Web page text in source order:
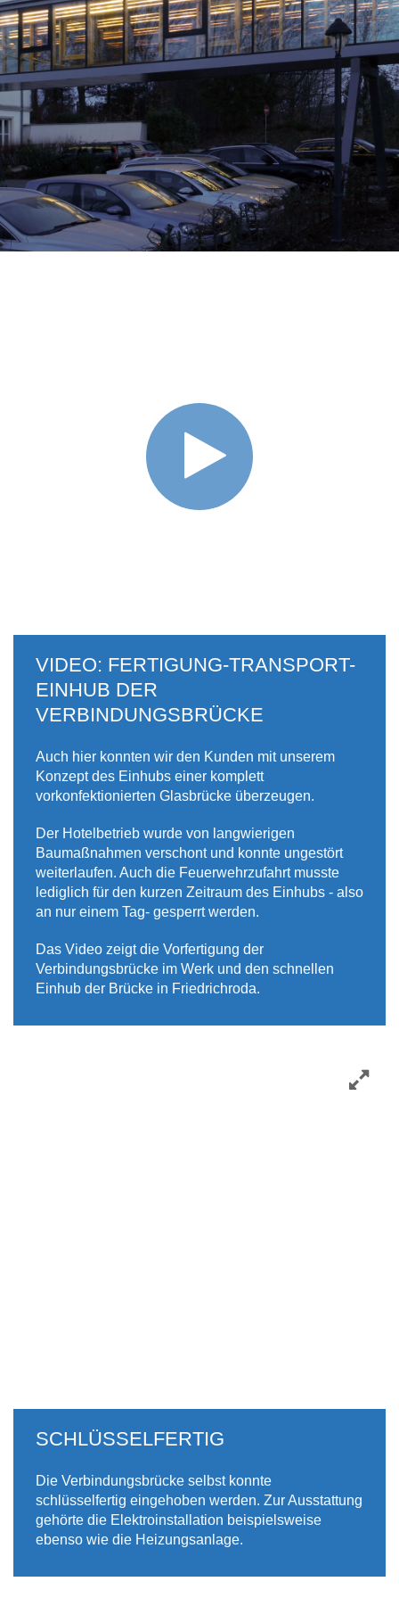
VIDEO: FERTIGUNG-TRANSPORT-
EINHUB DER
VERBINDUNGSBRÜCKE
Auch hier konnten wir den Kunden mit unserem
Konzept des Einhubs einer komplett
vorkonfektionierten Glasbrücke überzeugen.
Der Hotelbetrieb wurde von langwierigen
Baumaßnahmen verschont und konnte ungestört
weiterlaufen. Auch die Feuerwehrzufahrt musste
lediglich für den kurzen Zeitraum des Einhubs - also
an nur einem Tag- gesperrt werden.
Das Video zeigt die Vorfertigung der
Verbindungsbrücke im Werk und den schnellen
Einhub der Brücke in Friedrichroda.
SCHLÜSSELFERTIG
Die Verbindungsbrücke selbst konnte
schlüsselfertig eingehoben werden. Zur Ausstattung
gehörte die Elektroinstallation beispielsweise
ebenso wie die Heizungsanlage.